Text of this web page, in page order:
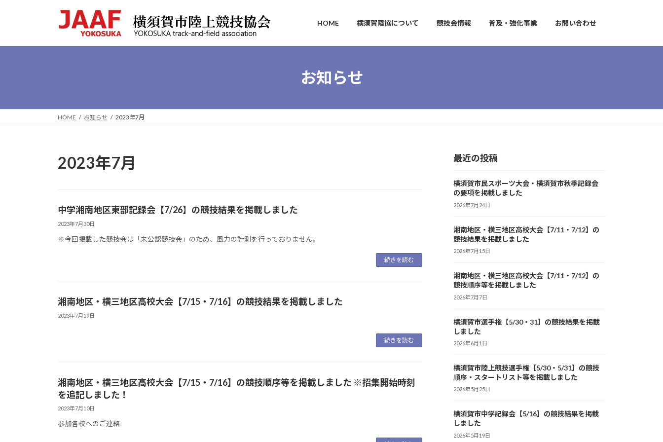
プ
動
HOME 横須賀陸協について 競技会情報 普及・強化事業 お問い合わせ
お知らせ
HOME お知らせ 2023年7月
2023年7月
中学湘南地区東部記録会【7/26】の競技結果を掲載しました
2023年7月30日
※今回掲載した競技会は「未公認競技会」のため、風力の計測を行っておりません。
続きを読む
湘南地区・横三地区高校大会【7/15・7/16】の競技結果を掲載しました
2023年7月19日
続きを読む
湘南地区・横三地区高校大会【7/15・7/16】の競技順序等を掲載しました ※招集開始時刻
を追記しました！
2023年7月10日
参加各校へのご連絡
最近の投稿
横須賀市民スポーツ大会・横須賀市秋季記録会
の要項を掲載しました
2026年7月24日
湘南地区・横三地区高校大会【7/11・7/12】の
競技結果を掲載しました
2026年7月15日
湘南地区・横三地区高校大会【7/11・7/12】の
競技順序等を掲載しました
2026年7月7日
横須賀市選手権【5/30・31】の競技結果を掲載
しました
2026年6月1日
横須賀市陸上競技選手権【5/30・5/31】の競技
順序・スタートリスト等を掲載しました
2026年5月25日
横須賀市中学記録会【5/16】の競技結果を掲載
しました
2026年5月19日